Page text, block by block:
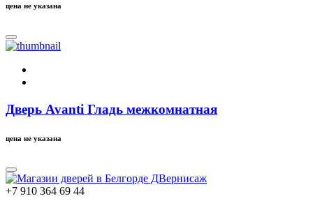
цена не указана
Дверь Avanti Гладь межкомнатная
цена не указана
+7 910 364 69 44